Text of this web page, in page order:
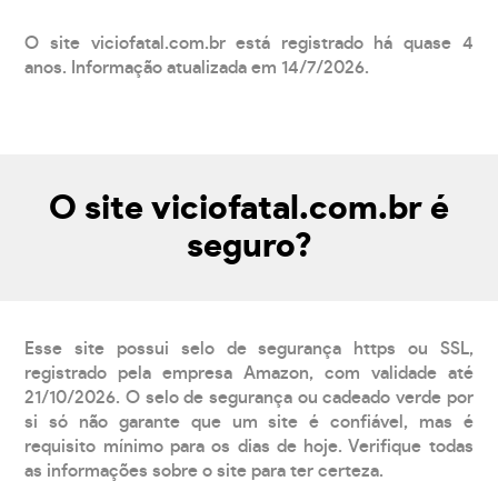
O site viciofatal.com.br está registrado há quase 4
anos. Informação atualizada em 14/7/2026.
O site viciofatal.com.br é
seguro?
Esse site possui selo de segurança https ou SSL,
registrado pela empresa Amazon, com validade até
21/10/2026. O selo de segurança ou cadeado verde por
si só não garante que um site é confiável, mas é
requisito mínimo para os dias de hoje. Verifique todas
as informações sobre o site para ter certeza.